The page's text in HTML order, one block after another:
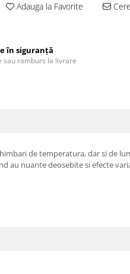
Adauga la Favorite
în siguranță
sau ramburs la livrare
de temperatura, dar si de
au nuante deosebite si efecte